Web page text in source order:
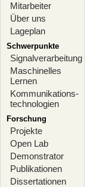
Mitarbeiter
Über uns
Lageplan
Schwerpunkte
Signalverarbeitung
Maschinelles
Lernen
Kommunikations-
technologien
Forschung
Projekte
Open Lab
Demonstrator
Publikationen
Dissertationen